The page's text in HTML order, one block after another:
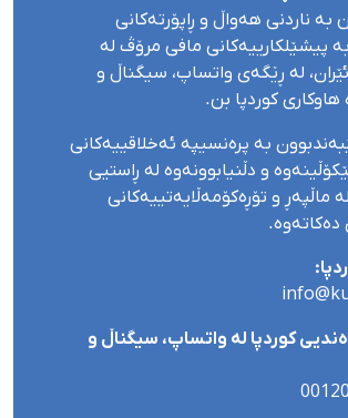
بە ناردنی هەواڵ و ڕاپۆرتەکانی
بە پیشێلکارییەکانی مافی مرۆڤ لە
لە ڕێگەی واتساپ، سیگناڵ و
هاوکاری کوردپا بن.
بە پرەنسیپە ئەخلاقییەکانی
و دڵنیابوونەوە لە ڕاستیی
ماڵپەڕ و تۆڕەکۆمەڵایەتییەکانی
دەکاتەوە.
کوردپا لە واتساپ، سیگناڵ و